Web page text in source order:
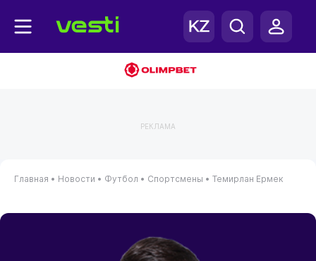
РЕКЛАМА
Главная • Новости • Футбол • Спортсмены • Темирлан Ермек